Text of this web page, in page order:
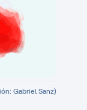
Gabriel Sanz)